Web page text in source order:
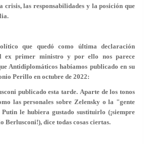
crisis, las responsabilidades y la posición que
que quedó como última declaración
ex primer ministro y por ello nos parece
Antidiplomáticos habíamos publicado en su
Perillo en octubre de 2022:
publicado esta tarde. Aparte de los tonos
las personales sobre Zelensky o la "gente
le hubiera gustado sustituirlo (¡siempre
Berlusconi!), dice todas cosas ciertas.